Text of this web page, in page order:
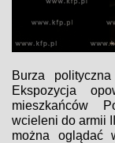
Burza
Ekspozycja
mieszkańców
wcieleni do armii
można oglądać